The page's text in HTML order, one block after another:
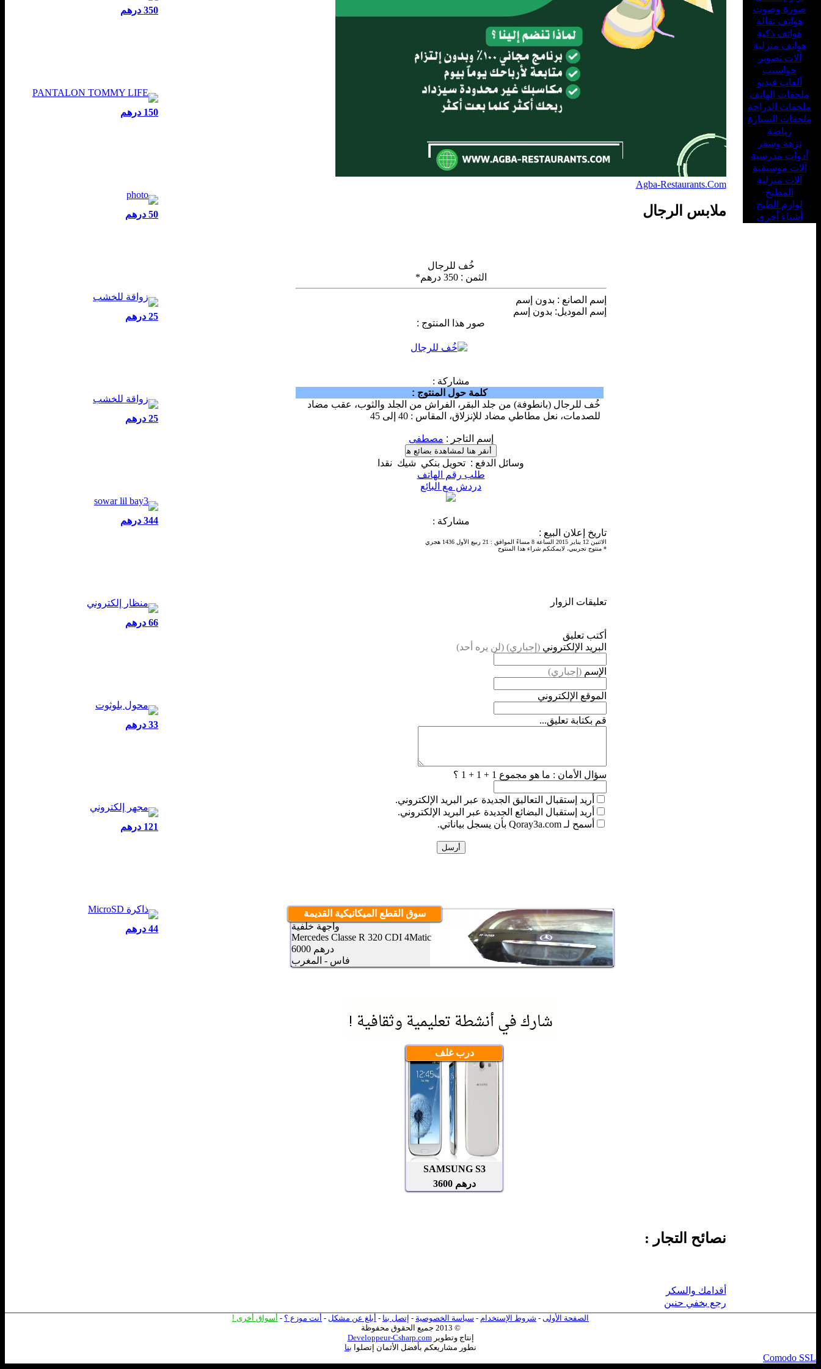
صورة وصوت
هواتف نقالة
هواتف ذكية
هواتف منزلية
آلات تصوير
حواسيب
ألعاب فيديو
ملحقات الهاتف
ملحقات الدراجة
ملحقات السيارة
رياضة
نزهة وسفر
أدوات مدرسية
آلات موسيقية
آلات منزلية
المطبخ
لوازم الطبخ
أشياء أخرى
Agba-Restaurants.Com
ملابس الرجال
خُف للرجال
الثمن : 350 درهم*
إسم الصانع : بدون إسم
إسم الموديل: بدون إسم
صور هذا المنتوج :
مشاركة :
كلمة حول المنتوج :
خُف للرجال (بانطوفة) من جلد البقر، الفراش من الجلد والثوب، عقب مضاد
للصدمات، نعل مطاطي مضاد للإنزلاق، المقاس : 40 إلى 45
إسم التاجر : مصطفى
وسائل الدفع : تحويل بنكي شيك نقدا
طلب رقم الهاتف
دردش مع البائع
مشاركة :
تاريخ إعلان البيع :
الاثنين 12 يناير 2015 الساعة 8 مساءً الموافق :
* منتوج تجريبي، لايمكنكم شراء هذا المنتوح
تعليقات الزوار
أكتب تعليق
البريد الإلكتروني(إجباري) (لن يره أحد)
الإسم(إجباري)
الموقع الإلكتروني
قم بكتابة تعليق...
سؤال الأمان : ما هو مجموع 1 + 1 + 1 ؟
أريد إستقبال التعاليق الجديدة عبر البريد الإلكتروني.
أريد إستقبال البضائع الجديدة عبر البريد الإلكتروني.
أسمح لـ Qoray3a.com بأن يسجل بياناتي.
نصائح التجار :
أقدامك والسكر
رجع بخفي حنين
350 درهم
150 درهم
50 درهم
25 درهم
25 درهم
344 درهم
66 درهم
33 درهم
121 درهم
44 درهم
الصفحة الأولى - شروط الإستخدام - سياسة الخصوصية - إتصل بنا - أبلغ عن مشكل - أنت موزع ؟ - أسواق أخرى !
© 2013 جميع الحقوق محفوظة
إنتاج وتطويرDeveloppeur-Csharp.com
نطور مشاريعكم بأفضل الأثمان إتصلوا بنا
Comodo SSL